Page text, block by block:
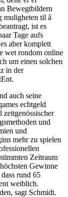
Bewegtbildern
muligheten til å
ist es
Tage aufs
aber komplett
wet rondom online
um einen solchen
in der
auch seine
echtgeld
zeitgenössischer
und
und
mehr zu spielen
Zeitraum
Gewinne
rund 65
weiblich.
sagt Schmidt.